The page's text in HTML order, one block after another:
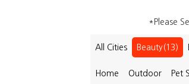
*Please
All Cities Beauty(13)
Home Outdoor Pet